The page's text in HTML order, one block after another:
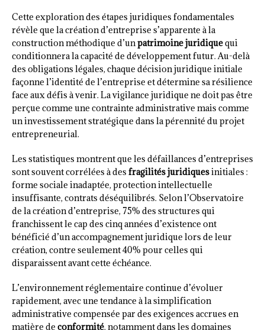
Cette exploration des étapes juridiques fondamentales
révèle que la création d’entreprise s’apparente à la
construction méthodique d’unpatrimoine juridiquequi
conditionnera la capacité de développement futur. Au-delà
des obligations légales, chaque décision juridique initiale
façonne l’identité de l’entreprise et détermine sa résilience
face aux défis à venir. La vigilance juridique ne doit pas être
perçue comme une contrainte administrative mais comme
un investissement stratégique dans la pérennité du projet
entrepreneurial.
Les statistiques montrent que les défaillances d’entreprises
sont souvent corrélées à des fragilités juridiquesinitiales :
forme sociale inadaptée, protection intellectuelle
insuffisante, contrats déséquilibrés. Selon l’Observatoire
de la création d’entreprise, 75% des structures qui
franchissent le cap des cinq années d’existence ont
bénéficié d’un accompagnement juridique lors de leur
création, contre seulement 40% pour celles qui
disparaissent avant cette échéance.
L’environnement réglementaire continue d’évoluer
rapidement, avec une tendance à la simplification
administrative compensée par des exigences accrues en
matière de conformité, notamment dans les domaines